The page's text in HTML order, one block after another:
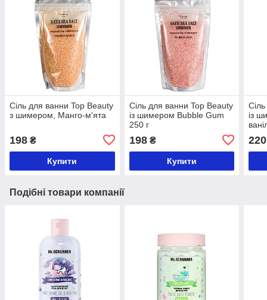
Сіль для ванни Top Beauty
з шимером, Манго-м'ята
198 ₴
Купити
Сіль для ванни Top Beauty
із шимером Bubble Gum
250 г
198₴
Купити
із
220
Подібні товари компанії